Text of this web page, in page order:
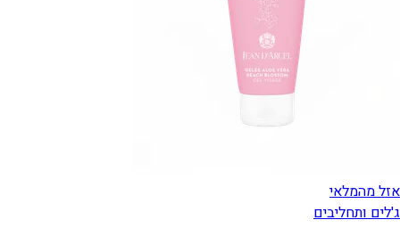
אזל מהמלאי
ג'לים ותחליבים